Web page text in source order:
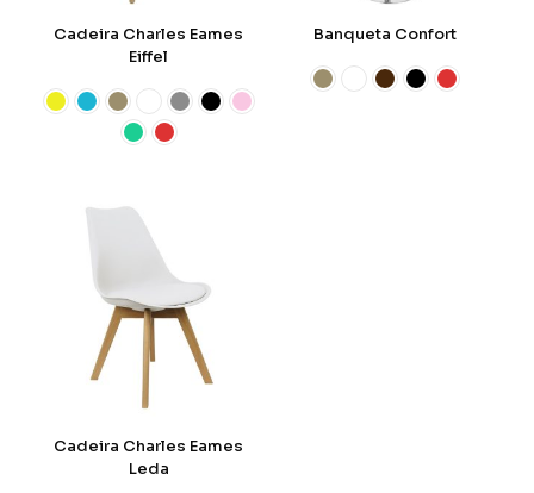
Cadeira Charles Eames
Eiffel
Banqueta Confort
Cadeira Charles Eames
Leda